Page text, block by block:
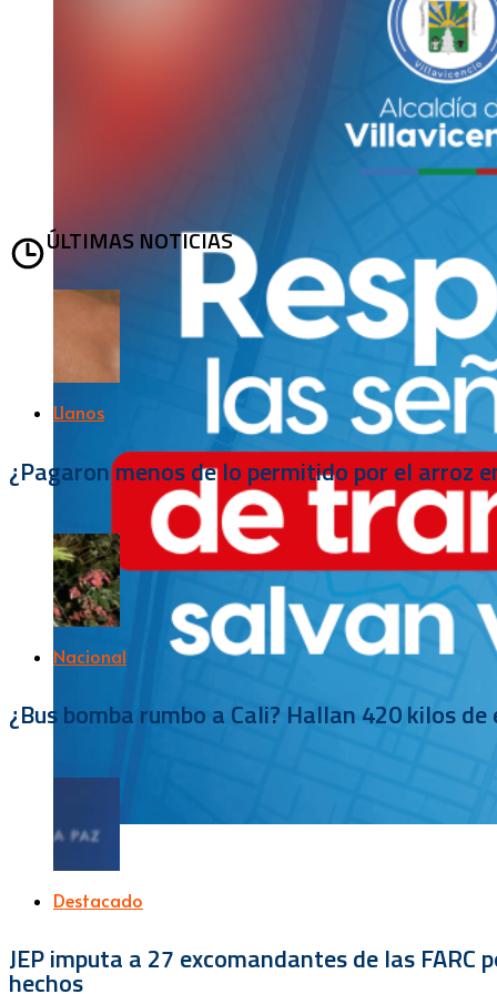
ÚLTIMAS NOTICIAS
Llanos
¿Pagaron menos de lo permitido por el arroz
Nacional
¿Bus bomba rumbo a Cali? Hallan 420 kilos
Destacado
JEP imputa a 27 excomandantes de las
hechos